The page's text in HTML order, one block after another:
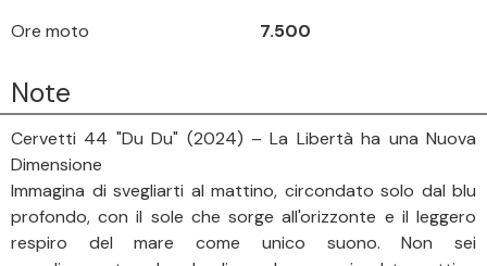
Ore moto
7.500
Note
Cervetti 44 "Du Du" (2024) – La Libertà ha una Nuova
Dimensione
Immagina di svegliarti al mattino, circondato solo dal blu
profondo, con il sole che sorge all'orizzonte e il leggero
respiro del mare come unico suono. Non sei